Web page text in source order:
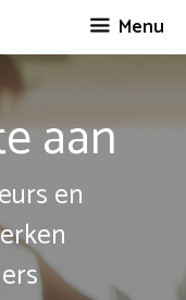
Menu
aan
en